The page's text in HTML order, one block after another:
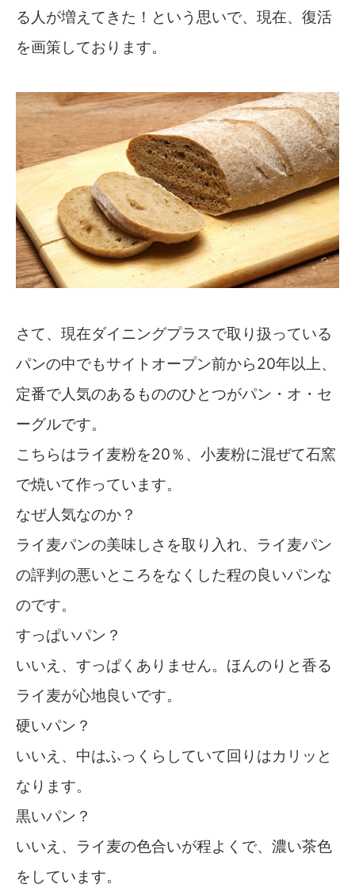
る人が増えてきた！という思いで、現在、復活
を画策しております。
さて、現在ダイニングプラスで取り扱っている
パンの中でもサイトオープン前から20年以上、
定番で人気のあるもののひとつがパン・オ・セ
ーグルです。
こちらはライ麦粉を20％、小麦粉に混ぜて石窯
で焼いて作っています。
なぜ人気なのか？
ライ麦パンの美味しさを取り入れ、ライ麦パン
の評判の悪いところをなくした程の良いパンな
のです。
すっぱいパン？
いいえ、すっぱくありません。ほんのりと香る
ライ麦が心地良いです。
硬いパン？
いいえ、中はふっくらしていて回りはカリッと
なります。
黒いパン？
いいえ、ライ麦の色合いが程よくで、濃い茶色
をしています。